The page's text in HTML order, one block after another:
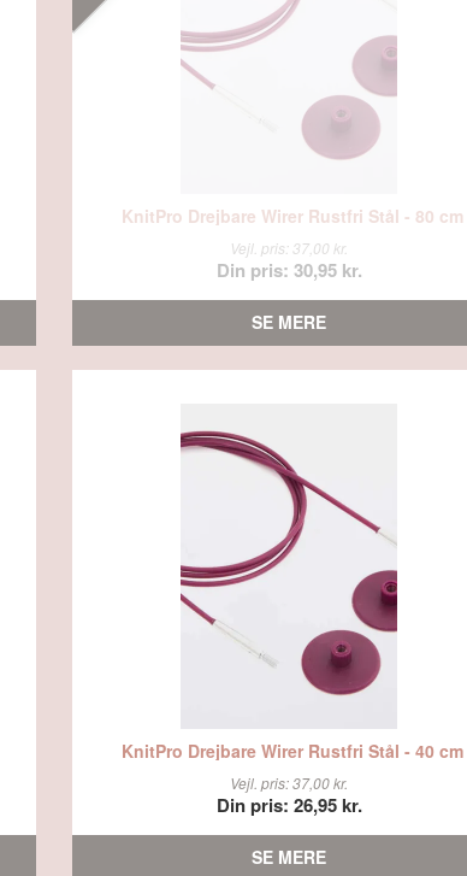
KnitPro Drejbare Wirer Rustfri Stål - 80 cm
Vejl. pris: 37,00 kr.
Din pris: 30,95 kr.
SE MERE
KnitPro Drejbare Wirer Rustfri Stål - 40 cm
Vejl. pris: 37,00 kr.
Din pris: 26,95 kr.
SE MERE